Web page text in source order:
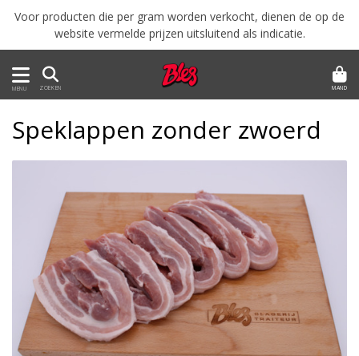
Voor producten die per gram worden verkocht, dienen de op de
website vermelde prijzen uitsluitend als indicatie.
MENU ZOEKEN MAND
Speklappen zonder zwoerd